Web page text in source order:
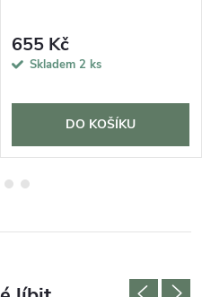
655 Kč
Skladem 2 ks
DO KOŠÍKU